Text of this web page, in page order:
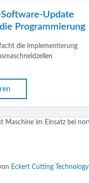
Update
Programmierung
die Implementierung
Eckert Cutting Technology